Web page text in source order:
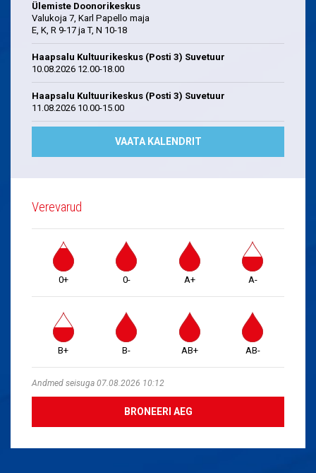
Ülemiste Doonorikeskus
Valukoja 7, Karl Papello maja
E, K, R 9-17 ja T, N 10-18
Haapsalu Kultuurikeskus (Posti 3) Suvetuur
10.08.2026 12.00-18.00
Haapsalu Kultuurikeskus (Posti 3) Suvetuur
11.08.2026 10.00-15.00
VAATA KALENDRIT
Verevarud
0+ 0- A+ A-
B+ B- AB+ AB-
Andmed seisuga 07.08.2026 10:12
BRONEERI AEG